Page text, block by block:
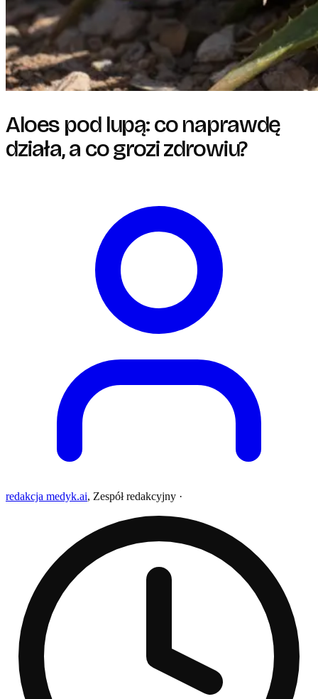
Aloes pod lupą: co naprawdę
działa, a co grozi zdrowiu?
redakcja medyk.ai, Zespół redakcyjny ·